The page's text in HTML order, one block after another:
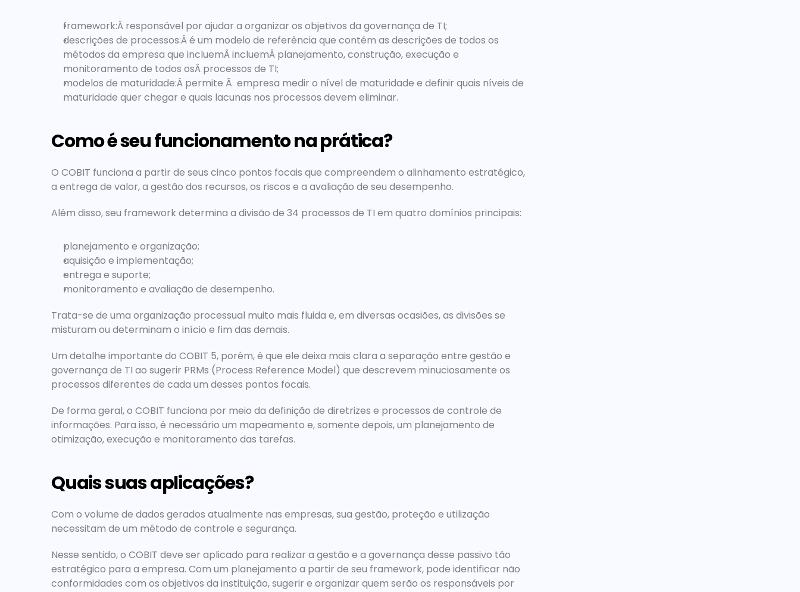
framework:Â responsável por ajudar a organizar os objetivos da governança de TI;
descrições de processos:Â é um modelo de referência que contém as descrições de todos os
métodos da empresa que incluemÂ incluemÂ planejamento, construção, execução e
monitoramento de todos osÂ processos de TI;
modelos de maturidade:Â permite Ã  empresa medir o nível de maturidade e definir quais níveis de
maturidade quer chegar e quais lacunas nos processos devem eliminar.
Como é seu funcionamento na prática?
O COBIT funciona a partir de seus cinco pontos focais que compreendem o alinhamento estratégico,
a entrega de valor, a gestão dos recursos, os riscos e a avaliação de seu desempenho.
Além disso, seu framework determina a divisão de 34 processos de TI em quatro domínios principais:
planejamento e organização;
aquisição e implementação;
entrega e suporte;
monitoramento e avaliação de desempenho.
Trata-se de uma organização processual muito mais fluida e, em diversas ocasiões, as divisões se
misturam ou determinam o início e fim das demais.
Um detalhe importante do COBIT 5, porém, é que ele deixa mais clara a separação entre gestão e
governança de TI ao sugerir PRMs (Process Reference Model) que descrevem minuciosamente os
processos diferentes de cada um desses pontos focais.
De forma geral, o COBIT funciona por meio da definição de diretrizes e processos de controle de
informações. Para isso, é necessário um mapeamento e, somente depois, um planejamento de
otimização, execução e monitoramento das tarefas.
Quais suas aplicações?
Com o volume de dados gerados atualmente nas empresas, sua gestão, proteção e utilização
necessitam de um método de controle e segurança.
Nesse sentido, o COBIT deve ser aplicado para realizar a gestão e a governança desse passivo tão
estratégico para a empresa. Com um planejamento a partir de seu framework, pode identificar não
conformidades com os objetivos da instituição, sugerir e organizar quem serão os responsáveis por